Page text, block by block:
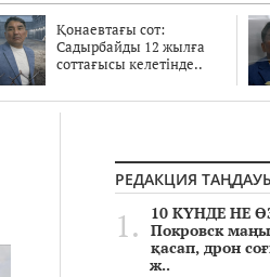
Қонаевтағы сот:
Садырбайды 12 жылға
соттағысы келетінде..
РЕДАКЦИЯ
10 КҮНДЕ НЕ
Покровск
қасап, дрон
ж..